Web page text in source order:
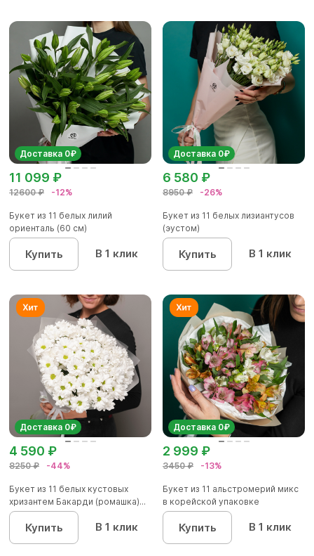
Доставка 0₽
12600 ₽ -12%
11 099 ₽
Букет из 11 белых лилий
ориенталь (60 см)
Купить В 1 клик
Доставка 0₽
8950 ₽ -26%
6 580 ₽
Букет из 11 белых лизиантусов
(эустом)
Купить В 1 клик
Доставка 0₽
8250 ₽ -44%
4 590 ₽
Букет из 11 белых кустовых
хризантем Бакарди (ромашка)...
Купить В 1 клик
Доставка 0₽
3450 ₽ -13%
2 999 ₽
Букет из 11 альстромерий микс
в корейской упаковке
Купить В 1 клик